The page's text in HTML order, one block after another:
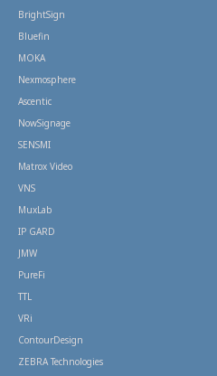
BrightSign
Bluefin
MOKA
Nexmosphere
Ascentic
NowSignage
SENSMI
Matrox Video
VNS
MuxLab
IP GARD
JMW
PureFi
TTL
VRi
ContourDesign
ZEBRA Technologies